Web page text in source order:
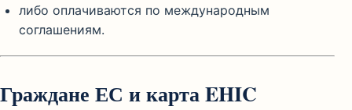
либо оплачиваются по международным
соглашениям.
Граждане ЕС и карта EHIC